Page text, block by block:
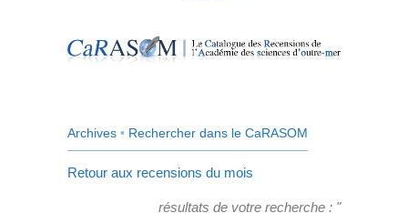
Archives • Rechercher dans le CaRASOM
Retour aux recensions du mois
résultats de votre recherche : "